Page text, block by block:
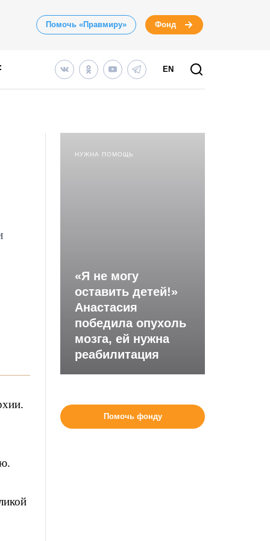
Помочь «Правмиру» Фонд
EN
НУЖНА ПОМОЩЬ
«Я не могу
оставить детей!»
Анастасия
победила опухоль
мозга, ей нужна
реабилитация
Помочь фонду